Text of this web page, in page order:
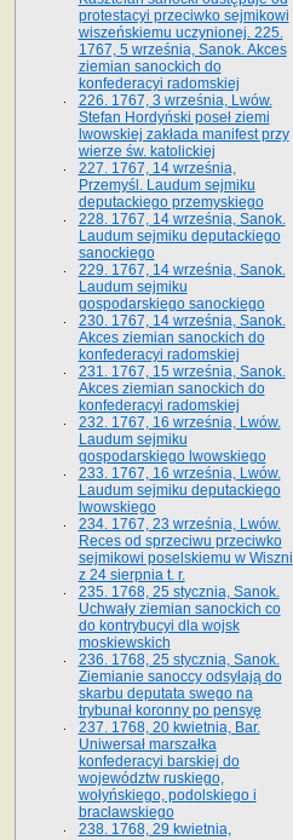
protestacyi przeciwko sejmikowi
wiszeńskiemu uczynionej. 225.
1767, 5 września, Sanok. Akces
ziemian sanockich do
konfederacyi radomskiej
226. 1767, 3 września, Lwów.
Stefan Hordyński poseł ziemi
lwowskiej zakłada manifest przy
wierze św. ka­tolickiej
227. 1767, 14 września,
Przemyśl. Laudum sejmiku
deputackiego przemyskiego
228. 1767, 14 września, Sanok.
Laudum sejmiku deputackiego
sanockiego
229. 1767, 14 września, Sanok.
Laudum sejmiku
gospodarskiego sanockiego
230. 1767, 14 września, Sanok.
Akces ziemian sanockich do
konfederacyi radomskiej
231. 1767, 15 września, Sanok.
Akces ziemian sanockich do
konfederacyi radomskiej
232. 1767, 16 września, Lwów.
Laudum sejmiku
gospodarskiego lwowskiego
233. 1767, 16 września, Lwów.
Laudum sejmiku deputackiego
lwowskiego
234. 1767, 23 września, Lwów.
Reces od sprzeciwu przeciwko
sejmikowi poselskiemu w Wiszni
z 24 sierpnia t. r.
235. 1768, 25 stycznia, Sanok.
Uchwały ziemian sanockich co
do kontrybucyi dla wojsk
moskiewskich
236. 1768, 25 stycznia, Sanok.
Ziemianie sanoccy odsyłają do
skarbu deputata swego na
trybunał koronny po pensyę
237. 1768, 20 kwietnia, Bar.
Uniwersał marszałka
konfederacyi barskiej do
województw ruskiego,
wołyńskiego, podolskiego i
bracławskiego
238. 1768, 29 kwietnia,